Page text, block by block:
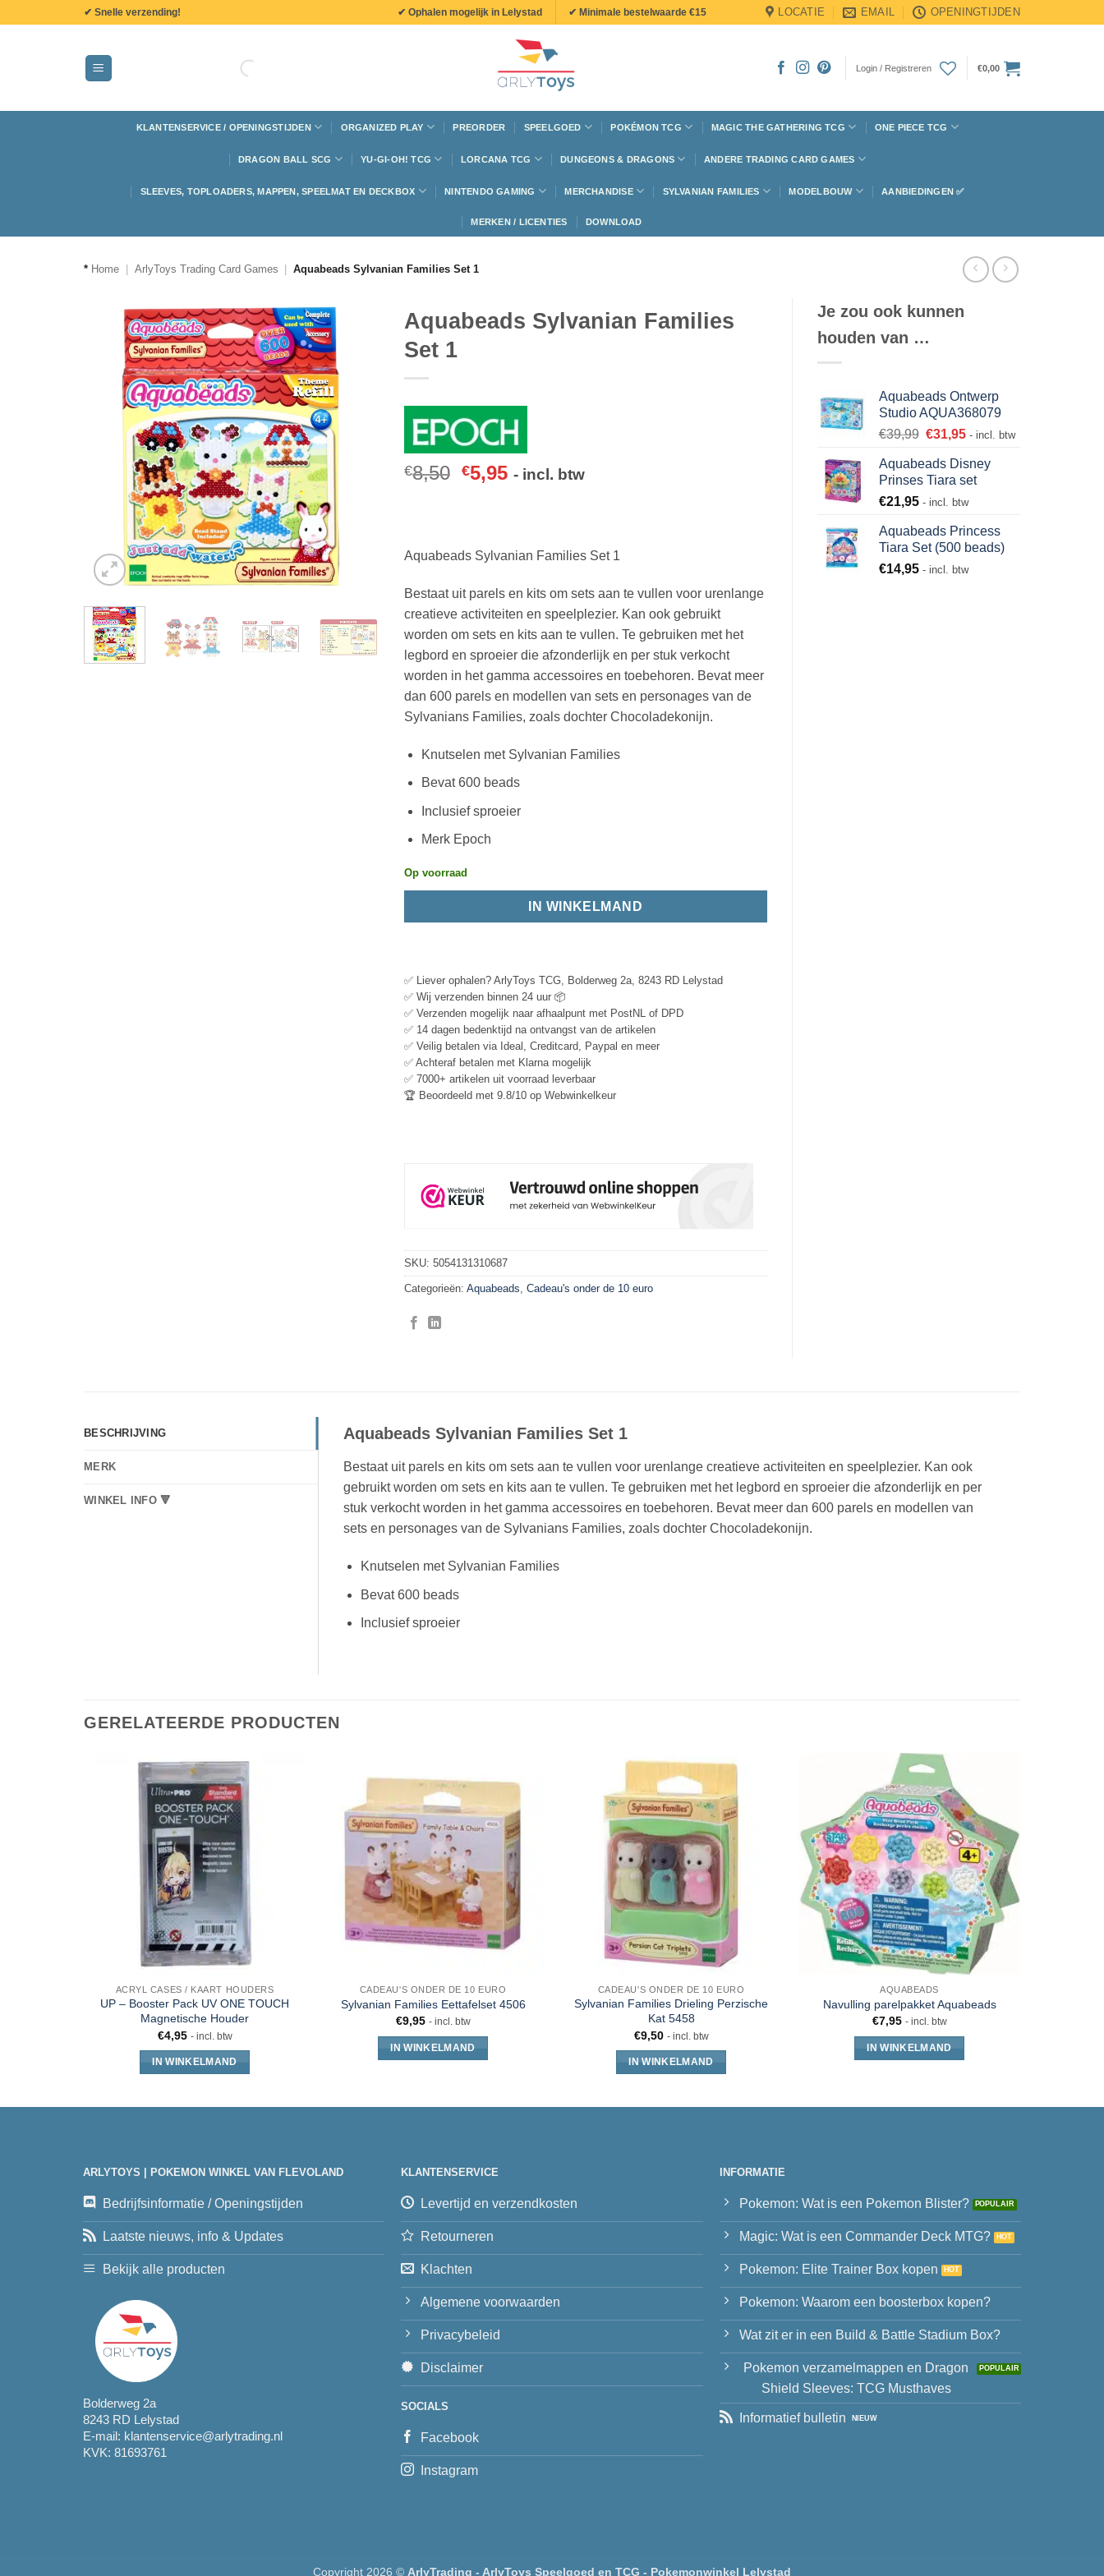
✔ Snelle verzending! ✔ Ophalen mogelijk in Lelystad ✔ Minimale bestelwaarde €15 LOCATIE EMAIL OPENINGTIJDEN
Login / Registreren €0,00
KLANTENSERVICE / OPENINGSTIJDEN ORGANIZED PLAY PREORDER SPEELGOED POKÉMON TCG MAGIC THE GATHERING TCG ONE PIECE TCG
DRAGON BALL SCG YU-GI-OH! TCG LORCANA TCG DUNGEONS & DRAGONS ANDERE TRADING CARD GAMES
SLEEVES, TOPLOADERS, MAPPEN, SPEELMAT EN DECKBOX NINTENDO GAMING MERCHANDISE SYLVANIAN FAMILIES MODELBOUW AANBIEDINGEN ✅
MERKEN / LICENTIES DOWNLOAD
* Home ArlyToys Trading Card Games Aquabeads Sylvanian Families Set 1
Aquabeads Sylvanian Families
Set 1
€8,50 €5,95 - incl. btw
Aquabeads Sylvanian Families Set 1
Bestaat uit parels en kits om sets aan te vullen voor urenlange
creatieve activiteiten en speelplezier. Kan ook gebruikt
worden om sets en kits aan te vullen. Te gebruiken met het
legbord en sproeier die afzonderlijk en per stuk verkocht
worden in het gamma accessoires en toebehoren. Bevat meer
dan 600 parels en modellen van sets en personages van de
Sylvanians Families, zoals dochter Chocoladekonijn.
Knutselen met Sylvanian Families
Bevat 600 beads
Inclusief sproeier
Merk Epoch
Op voorraad
IN WINKELMAND
✅ Liever ophalen? ArlyToys TCG, Bolderweg 2a, 8243 RD Lelystad
✅ Wij verzenden binnen 24 uur 📦
✅ Verzenden mogelijk naar afhaalpunt met PostNL of DPD
✅ 14 dagen bedenktijd na ontvangst van de artikelen
✅ Veilig betalen via Ideal, Creditcard, Paypal en meer
✅ Achteraf betalen met Klarna mogelijk
✅ 7000+ artikelen uit voorraad leverbaar
🏆 Beoordeeld met 9.8/10 op Webwinkelkeur
SKU: 5054131310687
Categorieën: Aquabeads, Cadeau's onder de 10 euro
Je zou ook kunnen
houden van …
Aquabeads Ontwerp
Studio AQUA368079
€39,99 €31,95 - incl. btw
Aquabeads Disney
Prinses Tiara set
€21,95 - incl. btw
Aquabeads Princess
Tiara Set (500 beads)
€14,95 - incl. btw
BESCHRIJVING
MERK
WINKEL INFO 🔻
Aquabeads Sylvanian Families Set 1
Bestaat uit parels en kits om sets aan te vullen voor urenlange creatieve activiteiten en speelplezier. Kan ook
gebruikt worden om sets en kits aan te vullen. Te gebruiken met het legbord en sproeier die afzonderlijk en per
stuk verkocht worden in het gamma accessoires en toebehoren. Bevat meer dan 600 parels en modellen van
sets en personages van de Sylvanians Families, zoals dochter Chocoladekonijn.
Knutselen met Sylvanian Families
Bevat 600 beads
Inclusief sproeier
GERELATEERDE PRODUCTEN
ACRYL CASES / KAART HOUDERS
UP – Booster Pack UV ONE TOUCH
Magnetische Houder
€4,95 - incl. btw
IN WINKELMAND
CADEAU'S ONDER DE 10 EURO
Sylvanian Families Eettafelset 4506
€9,95 - incl. btw
IN WINKELMAND
CADEAU'S ONDER DE 10 EURO
Sylvanian Families Drieling Perzische
Kat 5458
€9,50 - incl. btw
IN WINKELMAND
AQUABEADS
Navulling parelpakket Aquabeads
€7,95 - incl. btw
IN WINKELMAND
ARLYTOYS | POKEMON WINKEL VAN FLEVOLAND
Bedrijfsinformatie / Openingstijden
Laatste nieuws, info & Updates
Bekijk alle producten
Bolderweg 2a
8243 RD Lelystad
E-mail: klantenservice@arlytrading.nl
KVK: 81693761
KLANTENSERVICE
Levertijd en verzendkosten
Retourneren
Klachten
Algemene voorwaarden
Privacybeleid
Disclaimer
SOCIALS
Facebook
Instagram
INFORMATIE
Pokemon: Wat is een Pokemon Blister?
Magic: Wat is een Commander Deck MTG?
Pokemon: Elite Trainer Box kopen
Pokemon: Waarom een boosterbox kopen?
Wat zit er in een Build & Battle Stadium Box?
Pokemon verzamelmappen en Dragon
Shield Sleeves: TCG Musthaves
Informatief bulletin
Copyright 2026 © ArlyTrading - ArlyToys Speelgoed en TCG - Pokemonwinkel Lelystad